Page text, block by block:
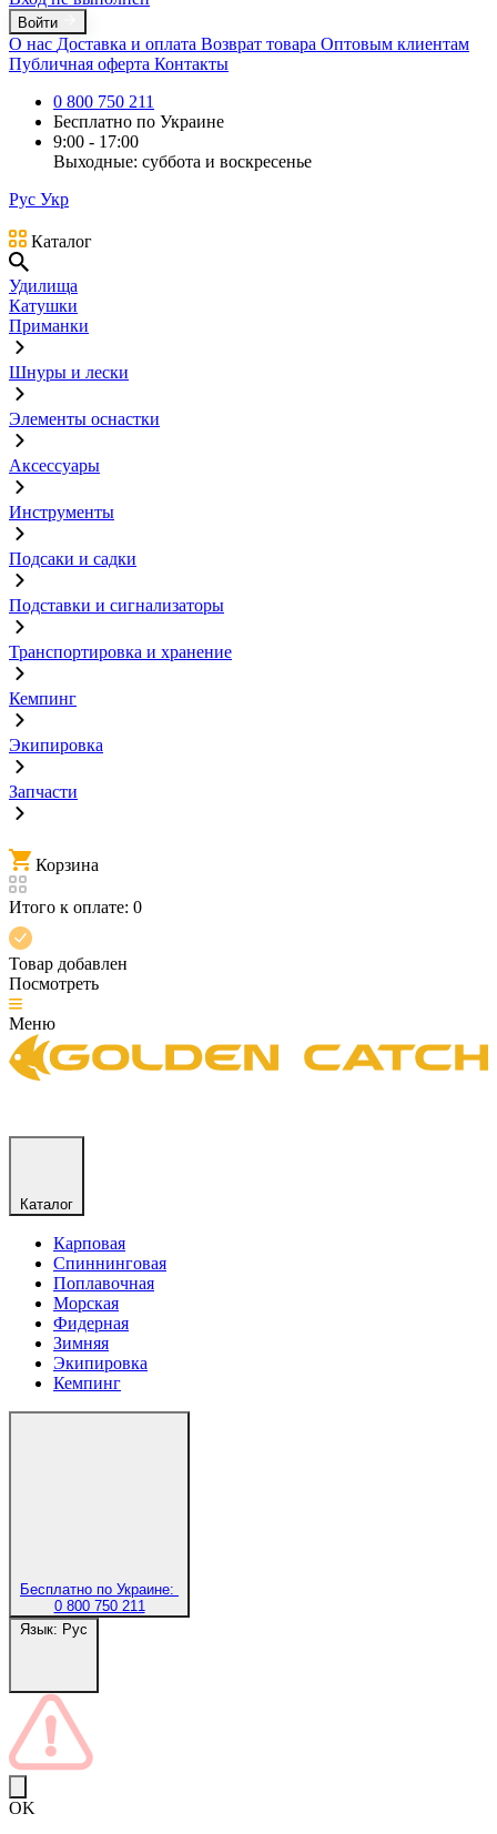
Войти
О нас Доставка и оплата Возврат товара Оптовым клиентам
Публичная оферта Контакты
0 800 750 211
Бесплатно по Украине
9:00 - 17:00
Выходные: суббота и воскресенье
Рус Укр
Каталог
Удилища
Катушки
Приманки
Шнуры и лески
Элементы оснастки
Аксессуары
Инструменты
Подсаки и садки
Подставки и сигнализаторы
Транспортировка и хранение
Кемпинг
Экипировка
Запчасти
Корзина
Итого к оплате: 0
Товар добавлен
Посмотреть
Меню
Каталог
Карповая
Спиннинговая
Поплавочная
Морская
Фидерная
Зимняя
Экипировка
Кемпинг
Бесплатно по Украине:
0 800 750 211
Язык: Рус
OK